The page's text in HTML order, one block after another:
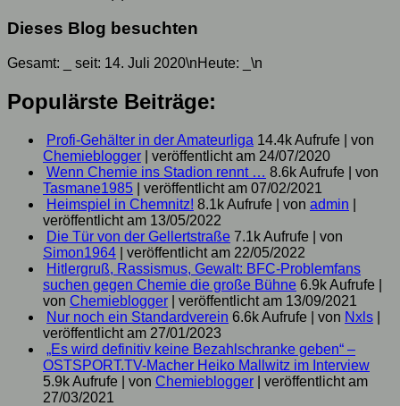
Dieses Blog besuchten
Gesamt: seit: 14. Juli 2020\nHeute: \n
Populärste Beiträge:
Profi-Gehälter in der Amateurliga 14.4k Aufrufe
von
Chemieblogger
veröffentlicht am 24/07/2020
Wenn Chemie ins Stadion rennt … 8.6k Aufrufe
von
Tasmane1985
veröffentlicht am 07/02/2021
Heimspiel in Chemnitz! 8.1k Aufrufe von admin
veröffentlicht am 13/05/2022
Die Tür von der Gellertstraße 7.1k Aufrufe
von
Simon1964
veröffentlicht am 22/05/2022
Hitlergruß, Rassismus, Gewalt: BFC-Problemfans
suchen gegen Chemie die große Bühne 6.9k Aufrufe
von Chemieblogger
veröffentlicht am 13/09/2021
Nur noch ein Standardverein 6.6k Aufrufe von Nxls
veröffentlicht am 27/01/2023
„Es wird definitiv keine Bezahlschranke geben“ –
OSTSPORT.TV-Macher Heiko Mallwitz im Interview
5.9k Aufrufe
von Chemieblogger
veröffentlicht am
27/03/2021